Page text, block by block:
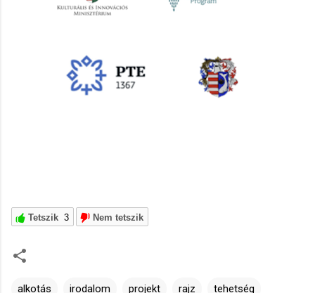
Tetszik 3 Nem tetszik
alkotás irodalom projekt rajz tehetség